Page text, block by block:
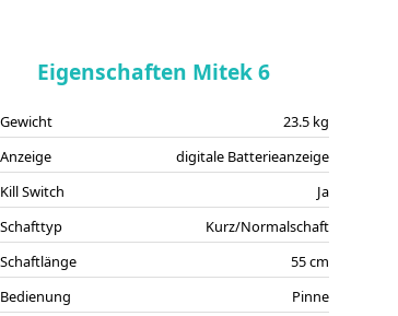
Eigenschaften Mitek 6
Gewicht
23.5 kg
Anzeige
digitale Batterieanzeige
Kill Switch
Ja
Schafttyp
Kurz/Normalschaft
Schaftlänge
55 cm
Bedienung
Pinne